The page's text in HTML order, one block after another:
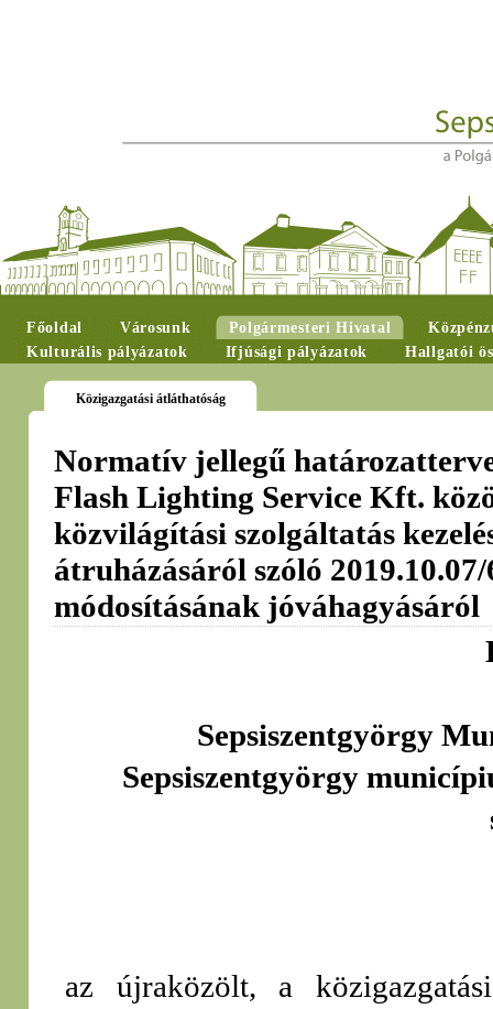
Főoldal Városunk Polgármesteri Hivatal
Kulturális pályázatok
Ifjúsági pályázatok Hallgatói
Közigazgatási átláthatóság
Normatív jellegű
Flash Lighting Service Kft.
közvilágítási szolgáltatás
átruházásáról szóló
módosításának jóváhagyásáról
Sepsiszentgyörgy
Sepsiszentgyörgy
az újraközölt, a